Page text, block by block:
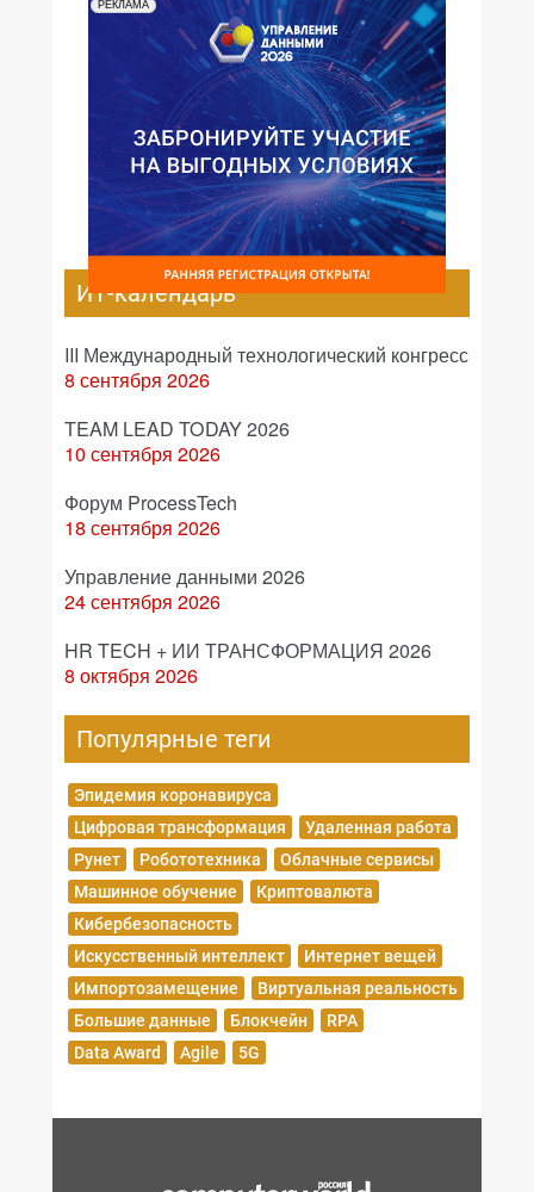
РЕКЛАМА
ИТ-календарь
III Международный технологический конгресс
8 сентября 2026
TEAM LEAD TODAY 2026
10 сентября 2026
Форум ProcessTech
18 сентября 2026
Управление данными 2026
24 сентября 2026
HR TECH + ИИ ТРАНСФОРМАЦИЯ 2026
8 октября 2026
Популярные теги
Эпидемия коронавируса
Цифровая трансформация
Удаленная работа
Рунет
Робототехника
Облачные сервисы
Машинное обучение
Криптовалюта
Кибербезопасность
Искусственный интеллект
Интернет вещей
Импортозамещение
Виртуальная реальность
Большие данные
Блокчейн
RPA
Data Award
Agile 5G